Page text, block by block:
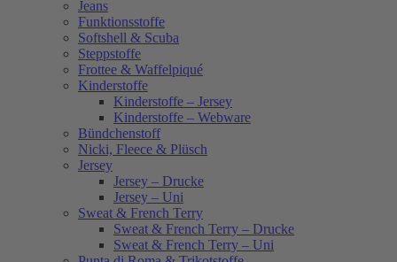
Jeans
Funktionsstoffe
Softshell & Scuba
Steppstoffe
Frottee & Waffelpiqué
Kinderstoffe
Kinderstoffe – Jersey
Kinderstoffe – Webware
Bündchenstoff
Nicki, Fleece & Plüsch
Jersey
Jersey – Drucke
Jersey – Uni
Sweat & French Terry
Sweat & French Terry – Drucke
Sweat & French Terry – Uni